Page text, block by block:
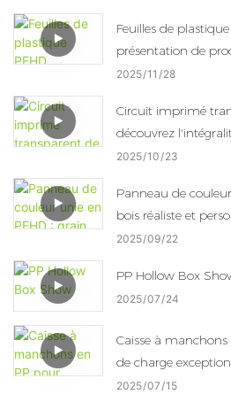
Feuilles de
présentation de
2025 11 28
Circuit imprimé
découvrez
production dans
2025 10 23
Panneau de
bois réaliste et
2025 09 22
PP Hollow Box
2025 07 24
Caisse à
de charge
2025 07 15